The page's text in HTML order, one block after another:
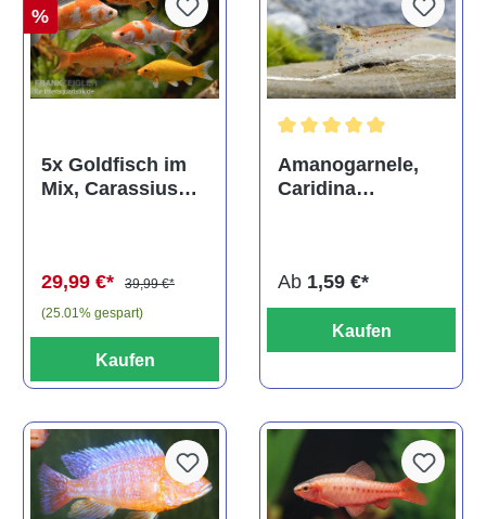
%
5x Goldfisch im
Mix, Carassius
29,99 €*
39,99 €*
(25.01% gespart)
Kaufen
Amanogarnele,
Caridina
Ab 1,59 €*
Kaufen